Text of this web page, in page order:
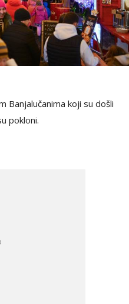
Banjalučanima koji su došli
pokloni.